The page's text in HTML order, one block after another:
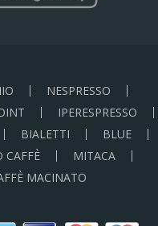
NESPRESSO
IPERESPRESSO
BIALETTI
BLUE
CAFFÈ
MITACA
MACINATO